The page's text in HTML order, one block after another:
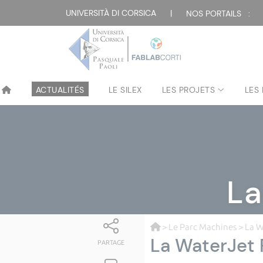
UNIVERSITÀ DI CORSICA | NOS PORTAILS :
ACTUALITÉS LE SILEX LES PROJETS LES
PARTAGE
> Le Parc Machines > La
La WaterJet